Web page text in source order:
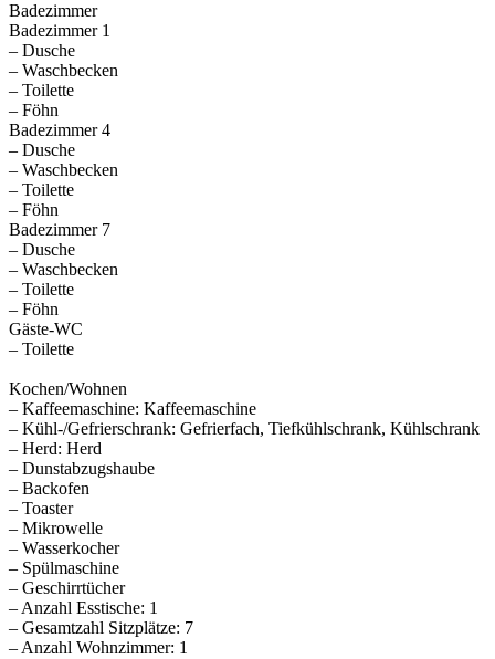
Badezimmer
Badezimmer 1
– Dusche
– Waschbecken
– Toilette
– Föhn
Badezimmer 4
– Dusche
– Waschbecken
– Toilette
– Föhn
Badezimmer 7
– Dusche
– Waschbecken
– Toilette
– Föhn
Gäste-WC
– Toilette
Kochen/Wohnen
– Kaffeemaschine: Kaffeemaschine
– Kühl-/Gefrierschrank: Gefrierfach, Tiefkühlschrank, Kühlschrank
– Herd: Herd
– Dunstabzugshaube
– Backofen
– Toaster
– Mikrowelle
– Wasserkocher
– Spülmaschine
– Geschirrtücher
– Anzahl Esstische: 1
– Gesamtzahl Sitzplätze: 7
– Anzahl Wohnzimmer: 1